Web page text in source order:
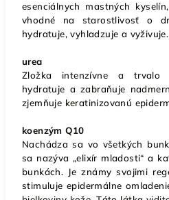
esenciálnych mastných
vhodné na starostlivosť o
hydratuje, vyhladzuje a vyživuje.
urea
Zložka intenzívne a trvalo
hydratuje a zabraňuje
zjemňuje keratinizovanú
koenzým Q10
Nachádza sa vo všetkých
sa nazýva „elixír mladosti“ a
bunkách. Je známy svojimi
stimuluje epidermálne